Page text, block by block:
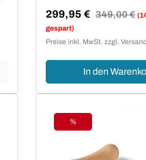
Verkaufspreis:
299,95 € Regulärer
349,00 €
gespart)
Preise inkl. MwSt. zzgl.
In den
Rabatt
%